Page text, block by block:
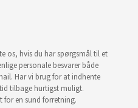
os, hvis du har spørgsmål til et
personale besvarer både
Har vi brug for at indhente
tilbage hurtigst muligt.
for en sund forretning.